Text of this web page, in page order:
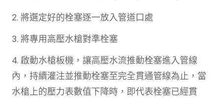
2. 將選定好的栓塞逐一放入管道口處
3. 將專用高壓水槍對準栓塞
4. 啟動水槍板機，讓高壓水流推動栓塞進入管線
內，持續灌注並推動栓塞至完全貫通管線為止，當
水槍上的壓力表數值下降時，即代表栓塞已經貫